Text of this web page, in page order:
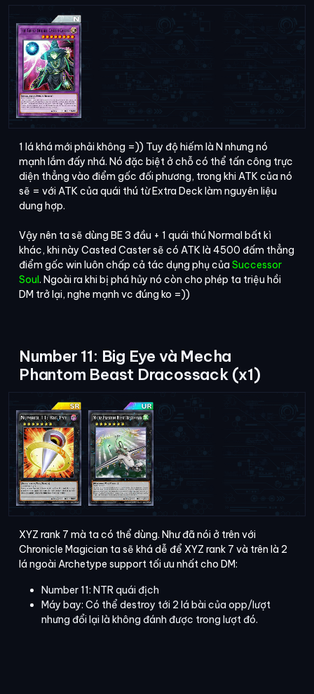
1 lá khá mới phải không =)) Tuy độ hiếm là N nhưng nó
mạnh lắm đấy nhá. Nó đặc biệt ở chỗ có thể tấn công trực
diện thẳng vào điểm gốc đối phương, trong khi ATK của nó
sẽ = với ATK của quái thú từ Extra Deck làm nguyên liệu
dung hợp.
Vậy nên ta sẽ dùng BE 3 đầu + 1 quái thú Normal bất kì
khác, khi này Casted Caster sẽ có ATK là 4500 đấm thẳng
điểm gốc win luôn chấp cả tác dụng phụ của Successor
Soul . Ngoài ra khi bị phá hủy nó còn cho phép ta triệu hồi
DM trở lại, nghe mạnh vc đúng ko =))
Number 11: Big Eye và Mecha
Phantom Beast Dracossack (x1)
XYZ rank 7 mà ta có thể dùng. Như đã nói ở trên với
Chronicle Magician ta sẽ khá dễ để XYZ rank 7 và trên là 2
lá ngoài Archetype support tối ưu nhất cho DM:
Number 11: NTR quái địch
Máy bay: Có thể destroy tới 2 lá bài của opp/lượt
nhưng đổi lại là không đánh được trong lượt đó.